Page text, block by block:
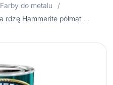
Farby do metalu
/
Farba do metalu na rdzę Hammerite półmat ciemny brąz 0,25 l